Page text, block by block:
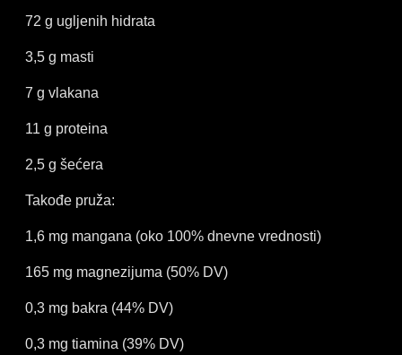
72 g ugljenih hidrata
3,5 g masti
7 g vlakana
11 g proteina
2,5 g šećera
Takođe pruža:
1,6 mg mangana (oko 100% dnevne vrednosti)
165 mg magnezijuma (50% DV)
0,3 mg bakra (44% DV)
0,3 mg tiamina (39% DV)